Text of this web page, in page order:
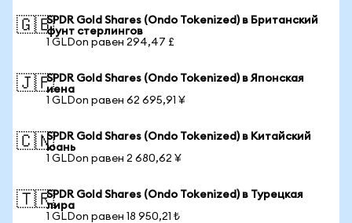
🇬🇧SPDR Gold Shares (Ondo Tokenized) в Британский
фунт стерлингов
1 GLDon равен 294,47 £
🇯🇵SPDR Gold Shares (Ondo Tokenized) в Японская
иена
1 GLDon равен 62 695,91 ¥
🇨🇳SPDR Gold Shares (Ondo Tokenized) в Китайский
юань
1 GLDon равен 2 680,62 ¥
🇹🇷SPDR Gold Shares (Ondo Tokenized) в Турецкая
лира
1 GLDon равен 18 950,21 ₺